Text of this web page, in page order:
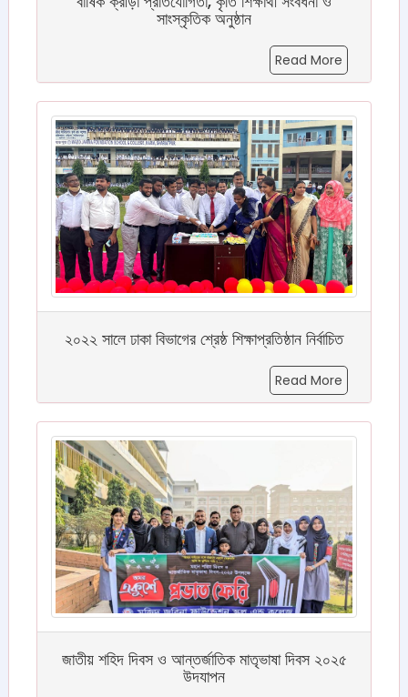
সাংস্কৃতিক অনুষ্ঠান
Read More
২০২২ সালে ঢাকা বিভাগের শ্রেষ্ঠ শিক্ষাপ্রতিষ্ঠান নির্বাচিত
Read More
জাতীয় শহিদ দিবস ও আন্তর্জাতিক মাতৃভাষা দিবস ২০২৫
উদযাপন